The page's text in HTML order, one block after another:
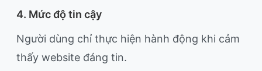
4. Mức độ tin cậy
Người dùng chỉ thực hiện hành động khi cảm
thấy website đáng tin.